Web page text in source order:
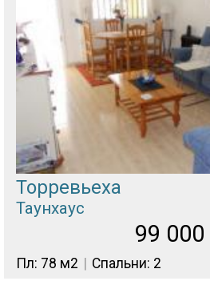
Торревьеха
Таунхаус
99 000
Пл: 78 м2 Спальни: 2